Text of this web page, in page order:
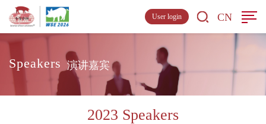
CN
User login
Speakers 演讲嘉宾
2023 Speakers